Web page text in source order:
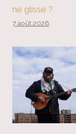
ne glisse ?
7 août 2026